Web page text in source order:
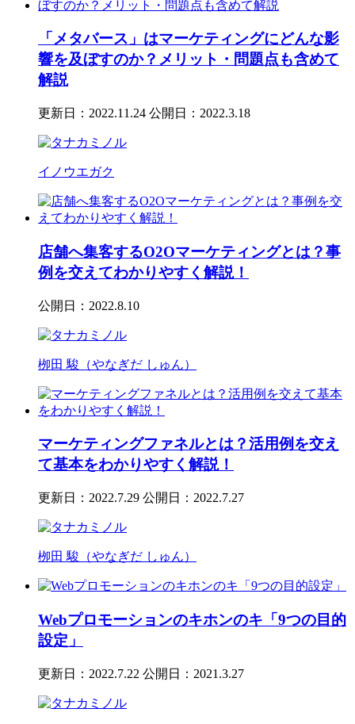
「メタバース」はマーケティングにどんな影
響を及ぼすのか？メリット・問題点も含めて
解説
更新日：2022.11.24 公開日：2022.3.18
イノウエガク
店舗へ集客するO2Oマーケティングとは？事
例を交えてわかりやすく解説！
公開日：2022.8.10
栁田 駿（やなぎだ しゅん）
マーケティングファネルとは？活用例を交え
て基本をわかりやすく解説！
更新日：2022.7.29 公開日：2022.7.27
栁田 駿（やなぎだ しゅん）
Webプロモーションのキホンのキ「9つの目的
設定」
更新日：2022.7.22 公開日：2021.3.27